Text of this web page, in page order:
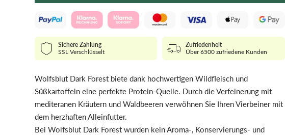
Sichere Zahlung
SSL Verschlüsselt
Zufriedenheit
Über 6500 zufriedene Kunden
Wolfsblut Dark Forest biete dank hochwertigen Wildfleisch und
Süßkartoffeln eine perfekte Protein-Quelle. Durch die Verfeinerung mit
mediteranen Kräutern und Waldbeeren verwöhnen Sie Ihren Vierbeiner mit
dem herzhaften Alleinfutter.
Bei Wolfsblut Dark Forest wurden kein Aroma-, Konservierungs- und